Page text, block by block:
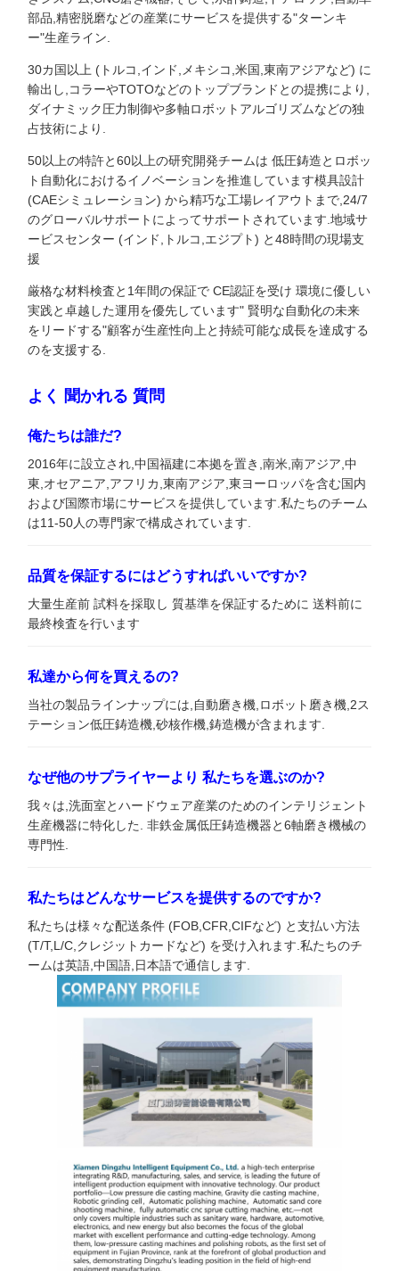
部品,精密脱磨などの産業にサービスを提供する"ターンキ
ー"生産ライン.
30カ国以上 (トルコ,インド,メキシコ,米国,東南アジアなど) に
輸出し,コラーやTOTOなどのトップブランドとの提携により,
ダイナミック圧力制御や多軸ロボットアルゴリズムなどの独
占技術により.
50以上の特許と60以上の研究開発チームは 低圧鋳造とロボッ
ト自動化におけるイノベーションを推進しています模具設計
(CAEシミュレーション) から精巧な工場レイアウトまで,24/7
のグローバルサポートによってサポートされています.地域サ
ービスセンター (インド,トルコ,エジプト) と48時間の現場支
援
厳格な材料検査と1年間の保証で CE認証を受け 環境に優しい
実践と卓越した運用を優先しています" 賢明な自動化の未来
をリードする"顧客が生産性向上と持続可能な成長を達成する
のを支援する.
よく 聞かれる 質問
俺たちは誰だ?
2016年に設立され,中国福建に本拠を置き,南米,南アジア,中
東,オセアニア,アフリカ,東南アジア,東ヨーロッパを含む国内
および国際市場にサービスを提供しています.私たちのチーム
は11-50人の専門家で構成されています.
品質を保証するにはどうすればいいですか?
大量生産前 試料を採取し 質基準を保証するために 送料前に
最終検査を行います
私達から何を買えるの?
当社の製品ラインナップには,自動磨き機,ロボット磨き機,2ス
テーション低圧鋳造機,砂核作機,鋳造機が含まれます.
なぜ他のサプライヤーより 私たちを選ぶのか?
我々は,洗面室とハードウェア産業のためのインテリジェント
生産機器に特化した. 非鉄金属低圧鋳造機器と6軸磨き機械の
専門性.
私たちはどんなサービスを提供するのですか?
私たちは様々な配送条件 (FOB,CFR,CIFなど) と支払い方法
(T/T,L/C,クレジットカードなど) を受け入れます.私たちのチ
ームは英語,中国語,日本語で通信します.